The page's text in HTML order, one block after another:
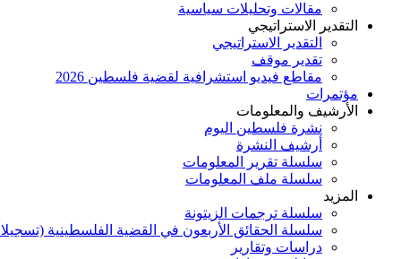
مقالات وتحليلات سياسية
التقدير الاستراتيجي
التقدير الاستراتيجي
تقدير موقف
مقاطع فيديو استشرافية لقضية فلسطين 2026
مؤتمرات
الأرشيف والمعلومات
نشرة فلسطين اليوم
أرشيف النشرة
سلسلة تقرير المعلومات
سلسلة ملف المعلومات
المزيد
سلسلة ترجمات الزيتونة
سلسلة الحقائق الأربعون في القضية الفلسطينية
دراسات وتقارير